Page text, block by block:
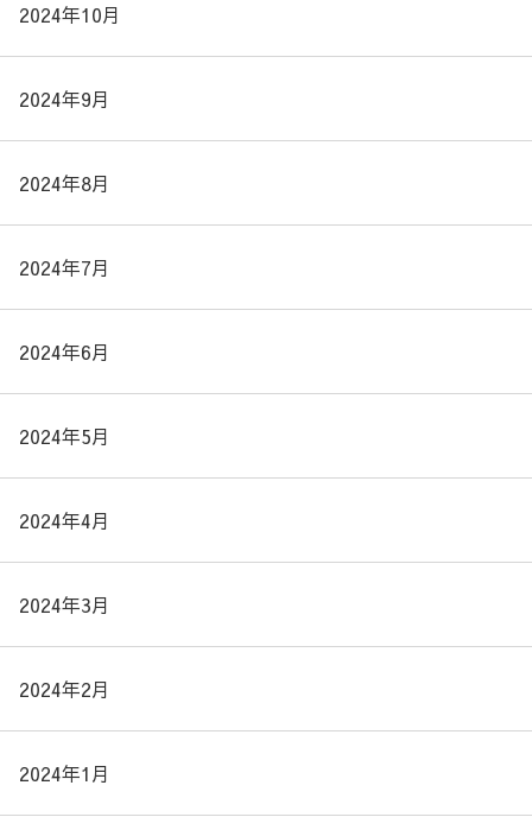
2024年10月
2024年9月
2024年8月
2024年7月
2024年6月
2024年5月
2024年4月
2024年3月
2024年2月
2024年1月